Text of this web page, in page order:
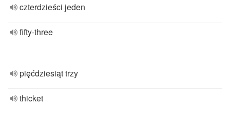
czterdzieści jeden
fifty-three
pięćdziesiąt trzy
thicket